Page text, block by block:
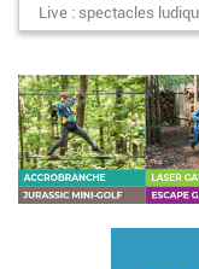
Live : spectacles